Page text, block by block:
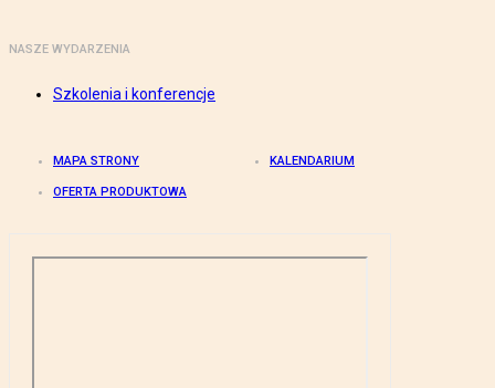
NASZE WYDARZENIA
Szkolenia i konferencje
MAPA STRONY KALENDARIUM
OFERTA PRODUKTOWA